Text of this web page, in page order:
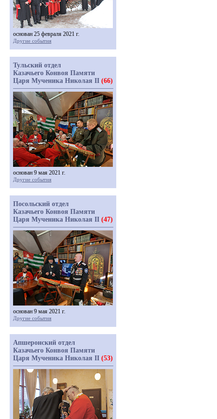
основан 25 февраля 2021 г.
Другие события
Тульский отдел
Казачьего Конвоя Памяти
Царя Мученика Николая II (66)
основан 9 мая 2021 г.
Другие события
Посольский отдел
Казачьего Конвоя Памяти
Царя Мученика Николая II (47)
основан 9 мая 2021 г.
Другие события
Апшеронский отдел
Казачьего Конвоя Памяти
Царя Мученика Николая II (53)